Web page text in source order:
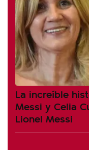
La increíble
Messi y Celia
Lionel Messi